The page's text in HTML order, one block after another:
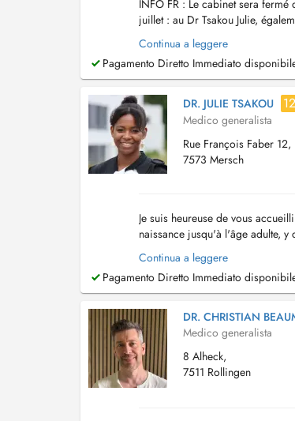
INFO FR : Le cabinet sera
juillet : au Dr Tsakou Julie,
en soirée et le weekend. EN :
Continua a leggere
Pagamento Diretto Immediato
DR. JULIE TSAKOU
Medico generalista
Rue François Faber 12,
7573 Mersch
Je suis heureuse de vous
naissance jusqu'à l'âge adulte,
réalise également des
Continua a leggere
Pagamento Diretto Immediato
DR. CHRISTIAN
Medico generalista
8 Alheck,
7511 Rollingen